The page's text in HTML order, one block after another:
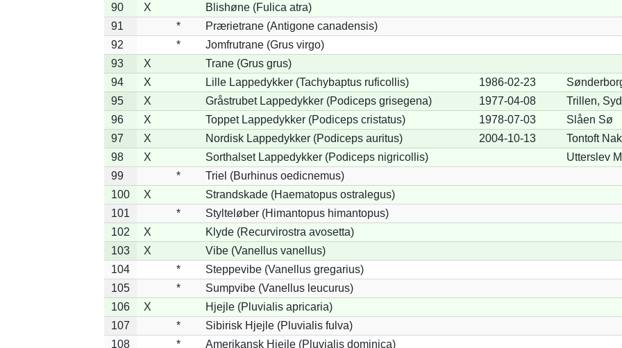
90
X
Blishøne (Fulica atra)
91
*
Prærietrane (Antigone canadensis)
92
*
Jomfrutrane (Grus virgo)
93
X
Trane (Grus grus)
94
X Lille Lappedykker (Tachybaptus ruficollis) 1986-02-23
95
X Gråstrubet Lappedykker (Podiceps grisegena) 1977-04-08
Trillen,
96
X Toppet Lappedykker (Podiceps cristatus) 1978-07-03
Slåen Sø
97
X Nordisk Lappedykker (Podiceps auritus) 2004-10-13
Tontoft
98
X Sorthalset Lappedykker (Podiceps nigricollis)
Utterslev
99
*
Triel (Burhinus oedicnemus)
100
X
Strandskade (Haematopus ostralegus)
101
*
Stylteløber (Himantopus himantopus)
102
X
Klyde (Recurvirostra avosetta)
103
X
Vibe (Vanellus vanellus)
104
*
Steppevibe (Vanellus gregarius)
105
*
Sumpvibe (Vanellus leucurus)
106
X
Hjejle (Pluvialis apricaria)
107
*
Sibirisk Hjejle (Pluvialis fulva)
108
* Amerikansk Hjejle (Pluvialis dominica)